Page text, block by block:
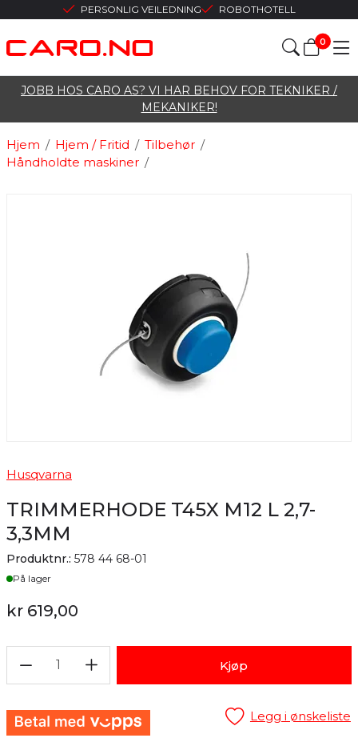
PERSONLIG VEILEDNING ROBOTHOTELL
0
JOBB HOS CARO AS? VI HAR BEHOV FOR TEKNIKER /
MEKANIKER!
/
Hjem /
Hjem / Fritid /
Tilbehør
/
Håndholdte maskiner
Husqvarna
TRIMMERHODE T45X M12 L 2,7-
3,3MM
Produktnr.: 578 44 68-01
Lager
På lager
kr 619,00
1 Kjøp
Legg i ønskeliste